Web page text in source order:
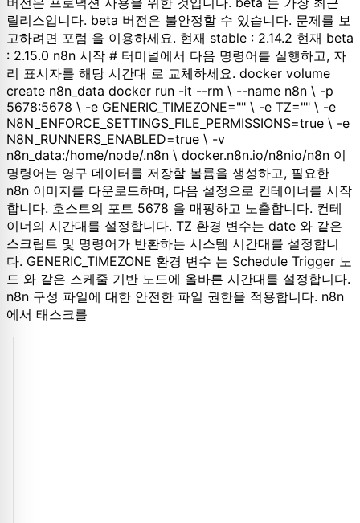
릴리스입니다. beta 버전은 불안정할 수 있습니다. 문제를 보
고하려면 포럼 을 이용하세요. 현재 stable : 2.14.2 현재 beta
: 2.15.0 n8n 시작 # 터미널에서 다음 명령어를 실행하고, 자
리 표시자를 해당 시간대 로 교체하세요. docker volume
create n8n_data docker run -it --rm \ --name n8n \ -p
5678:5678 \ -e GENERIC_TIMEZONE="" \ -e TZ="" \ -e
N8N_ENFORCE_SETTINGS_FILE_PERMISSIONS=true \ -e
N8N_RUNNERS_ENABLED=true \ -v
n8n_data:/home/node/.n8n \ docker.n8n.io/n8nio/n8n 이
명령어는 영구 데이터를 저장할 볼륨을 생성하고, 필요한
n8n 이미지를 다운로드하며, 다음 설정으로 컨테이너를 시작
합니다. 호스트의 포트 5678 을 매핑하고 노출합니다. 컨테
이너의 시간대를 설정합니다. TZ 환경 변수는 date 와 같은
스크립트 및 명령어가 반환하는 시스템 시간대를 설정합니
다. GENERIC_TIMEZONE 환경 변수 는 Schedule Trigger 노
드 와 같은 스케줄 기반 노드에 올바른 시간대를 설정합니다.
n8n 구성 파일에 대한 안전한 파일 권한을 적용합니다. n8n
에서 태스크를